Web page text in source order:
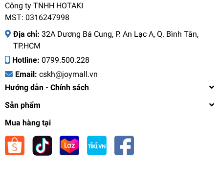
Công ty TNHH HOTAKI
MST: 0316247998
Địa chỉ: 32A Dương Bá Cung, P. An Lạc A, Q. Bình Tân,
TP.HCM
Hotline: 0799.500.228
Email: cskh@joymall.vn
Hướng dẫn - Chính sách
Sản phẩm
Mua hàng tại
Thớt nhựa cao cấp Elmich EL0191, Hàng chính